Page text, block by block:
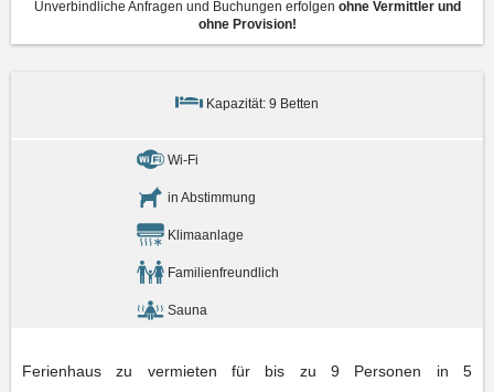
Unverbindliche Anfragen und Buchungen erfolgen ohne Vermittler und
ohne Provision!
Kapazität: 9 Betten
Wi-Fi
in Abstimmung
Klimaanlage
Familienfreundlich
Sauna
Ferienhaus zu vermieten für bis zu 9 Personen in 5